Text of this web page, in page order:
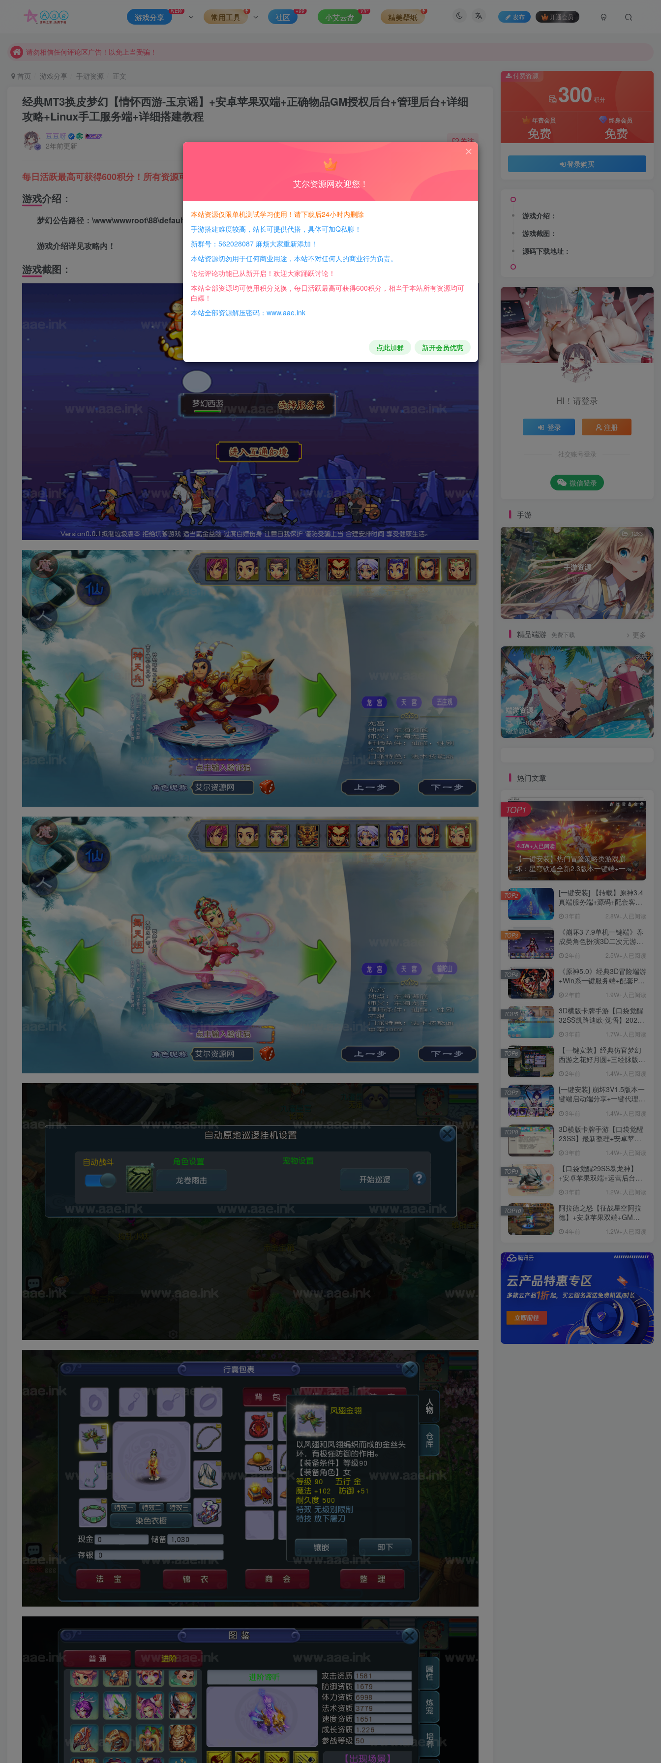
发布 开通会员
游戏分享
NEW
常用工具 社区
+99
小艾云盘
VIP
精美壁纸
现在赞助会员享受专属折扣，详情点击此条公告。
本网站的文章部分内容可能来源于网络，仅供大家学习与参考，如有侵权，请联系站长QQ466107887进行删除处理。
首页 游戏分享 手游资源 正文
经典MT3换皮梦幻【情怀西游-玉京谣】+安卓苹果双端+正确物品GM授权后台+管理后台+详细
攻略+Linux手工服务端+详细搭建教程
豆豆呀
2年前更新
关注
每日活跃最高可获得600积分！所有资源可以使用积分免费兑换！
游戏介绍：
梦幻公告路径：\www\wwwroot\88\default.html
游戏介绍详见攻略内！
游戏截图：
付费资源
300 积分
年费会员
免费
终身会员
免费
登录购买
游戏介绍：
游戏截图：
源码下载地址：
HI！请登录
登录 注册
社交账号登录
微信登录
手游
手游资源
手游源码
1283
精品端游 免费下载 更多
端游资源
1458篇文章
端游源码
热门文章
4.3W+人已阅读
【一键安装】热门冒险策略类游戏崩
坏：星穹铁道全新2.3版本一键端+一...
TOP1
[一键安装] 【转载】原神3.4
真端服务端+源码+配套客户
说明文件
3年前 2.8W+人已阅读
TOP2
《崩坏3 7.9单机一键端》养
成类角色扮演3D二次元游
用、无限资源、附带保姆级
安装教程
2年前 2.5W+人已阅读
TOP3
《原神5.0》经典3D冒险端游
+Win系一键服务端+配套PC
池文件
2年前 1.9W+人已阅读
TOP4
3D横版卡牌手游【口袋觉醒
32SS凯路迪欧·觉悟】2023
+支付对接+安卓苹果双端+运
营后台+GM授权后台+代理
后台
3年前 1.7W+人已阅读
TOP5
【一键安装】经典仿官梦幻
西游之花好月圆+三经脉版本
卡+剧情活动+视频搭建及其
他修改资料
2年前 1.4W+人已阅读
TOP6
[一键安装] 崩坏3V1.5版本一
键端启动端分享+一键代理
ID+详细指令+极简一键修改
3年前 1.4W+人已阅读
TOP7
3D横版卡牌手游【口袋觉醒
23SS】最新整理+安卓苹果
细搭建教程
3年前 1.4W+人已阅读
TOP8
【口袋觉醒29SS暴龙神】
+安卓苹果双端+运营后台
端 3年前 1.2W+人已阅读
TOP9
阿拉德之怒【征战星空阿拉
德】+安卓苹果双端+GM授
+详细教程
4年前 1.2W+人已阅读
TOP10
艾尔资源网欢迎您！
本站资源仅限单机测试学习使用！请下载后24小时内删除
手游搭建难度较高，站长可提供代搭，具体可加Q私聊！
新群号：562028087 麻烦大家重新添加！
本站资源切勿用于任何商业用途，本站不对任何人的商业行为负责。
论坛评论功能已从新开启！欢迎大家踊跃讨论！
本站全部资源均可使用积分兑换，每日活跃最高可获得600积分，相当于本站所有资源均可
白嫖！
本站全部资源解压密码：www.aae.ink
点此加群 新开会员优惠